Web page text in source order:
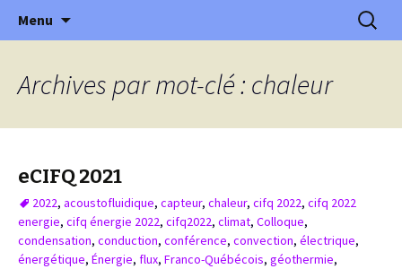
Colloque International
Franco-Québécois en Energie
XVème édition : Ville et transition
Menu
Archives par mot-clé : chaleur
eCIFQ 2021
2022, acoustofluidique, capteur, chaleur, cifq 2022, cifq 2022
energie, cifq énergie 2022, cifq2022, climat, Colloque,
condensation, conduction, conférence, convection, électrique,
énergétique, Énergie, flux, Franco-Québécois, géothermie,